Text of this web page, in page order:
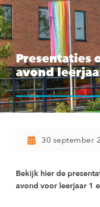
Presentaties
avond
30 september
Bekijk hier de
avond voor leerjaar 1